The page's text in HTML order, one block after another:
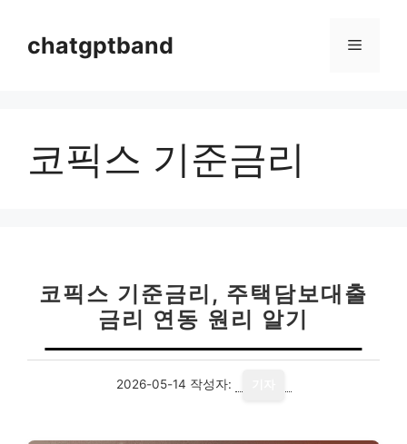
chatgptband 메
코픽스 기준금리
코픽스 기준금리, 주택담보대출
금리 연동 원리 알기
2026-05-14 작성자: